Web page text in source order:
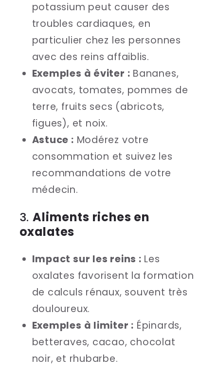
potassium peut causer des
troubles cardiaques, en
particulier chez les personnes
avec des reins affaiblis.
Exemples à éviter : Bananes,
avocats, tomates, pommes de
terre, fruits secs (abricots,
figues), et noix.
Astuce : Modérez votre
consommation et suivez les
recommandations de votre
médecin.
3.Aliments riches en
oxalates
Impact sur les reins : Les
oxalates favorisent la formation
de calculs rénaux, souvent très
douloureux.
Exemples à limiter : Épinards,
betteraves, cacao, chocolat
noir, et rhubarbe.